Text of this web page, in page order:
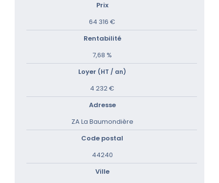
Prix
64 316 €
Rentabilité
7,68 %
Loyer (HT / an)
4 232 €
Adresse
ZA La Baumondière
Code postal
44240
Ville